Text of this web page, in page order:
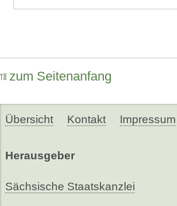
zum Seitenanfang
Übersicht Kontakt Impressum
Herausgeber
Sächsische Staatskanzlei